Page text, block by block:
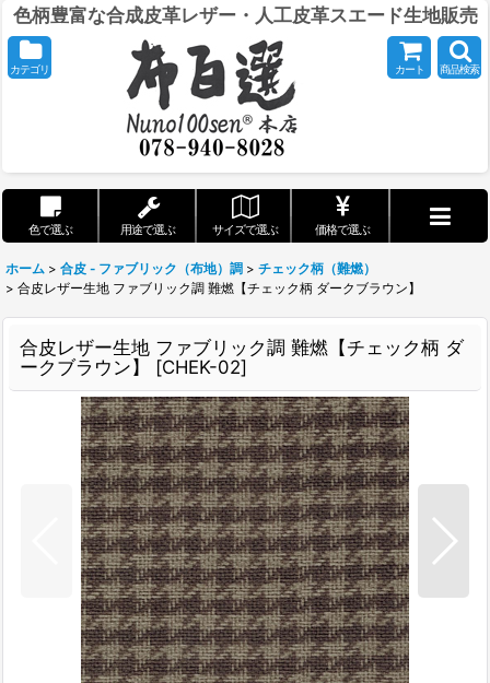
色柄豊富な合成皮革レザー・人工皮革スエード生地販売
カテゴリ カート 商品検索
色で選ぶ 用途で選ぶ サイズで選ぶ 価格で選ぶ
ホーム > 合皮 - ファブリック（布地）調 > チェック柄（難燃）
> 合皮レザー生地 ファブリック調 難燃【チェック柄 ダークブラウン】
合皮レザー生地 ファブリック調 難燃【チェック柄 ダ
ークブラウン】
[CHEK-02]